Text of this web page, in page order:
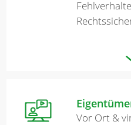
Vor Ort &